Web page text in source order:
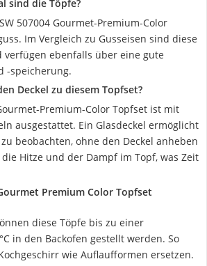
sind die Töpfe?
507004 Gourmet-Premium-Color
Im Vergleich zu Gusseisen sind diese
verfügen ebenfalls über eine gute
-speicherung.
Deckel zu diesem Topfset?
Premium-Color Topfset ist mit
ausgestattet. Ein Glasdeckel ermöglicht
beobachten, ohne den Deckel anheben
Hitze und der Dampf im Topf, was Zeit
Premium Color Topfset
diese Töpfe bis zu einer
in den Backofen gestellt werden. So
wie Auflaufformen ersetzen.